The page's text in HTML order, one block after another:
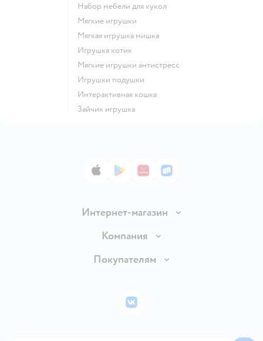
Набор мебели для кукол
Мягкие игрушки
Мягкая игрушка мишка
Игрушка котик
Мягкие игрушки антистресс
Игрушки подушки
Интерактивная кошка
Зайчик игрушка
App StoreGoogle Play
AppGallery
RuStore
Интернет-магазин
Доставка и оплата
Правила продажи
Политика использования файлов cookie
Компания
Вакансии
Покупателям
Бонусные карты
ВКонтакте